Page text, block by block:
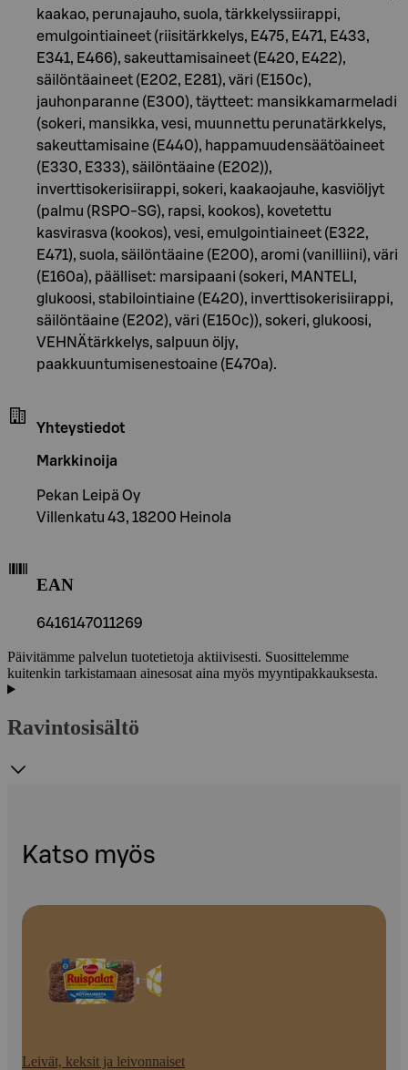
kaakao, perunajauho, suola, tärkkelyssiirappi,
emulgointiaineet (riisitärkkelys, E475, E471, E433,
E341, E466), sakeuttamisaineet (E420, E422),
säilöntäaineet (E202, E281), väri (E150c),
jauhonparanne (E300), täytteet: mansikkamarmeladi
(sokeri, mansikka, vesi, muunnettu perunatärkkelys,
sakeuttamisaine (E440), happamuudensäätöaineet
(E330, E333), säilöntäaine (E202)),
inverttisokerisiirappi, sokeri, kaakaojauhe, kasviöljyt
(palmu (RSPO-SG), rapsi, kookos), kovetettu
kasvirasva (kookos), vesi, emulgointiaineet (E322,
E471), suola, säilöntäaine (E200), aromi (vanilliini), väri
(E160a), päälliset: marsipaani (sokeri, MANTELI,
glukoosi, stabilointiaine (E420), inverttisokerisiirappi,
säilöntäaine (E202), väri (E150c)), sokeri, glukoosi,
VEHNÄtärkkelys, salpuun öljy,
paakkuuntumisenestoaine (E470a).
Yhteystiedot
Markkinoija
Pekan Leipä Oy
Villenkatu 43, 18200 Heinola
EAN
6416147011269
Päivitämme palvelun tuotetietoja aktiivisesti. Suosittelemme
kuitenkin tarkistamaan ainesosat aina myös myyntipakkauksesta.
Ravintosisältö
Katso myös
Leivät, keksit ja leivonnaiset